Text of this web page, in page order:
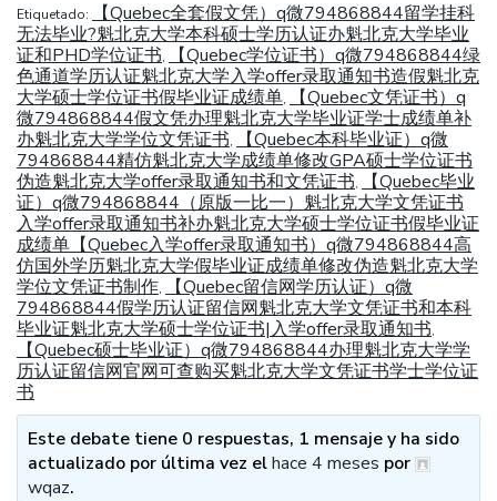
Etiquetado:
【Quebec全套假文凭）q微794868844留学挂科
无法毕业?魁北克大学本科硕士学历认证办魁北克大学毕业
证和PHD学位证书,
【Quebec学位证书）q微794868844绿
色通道学历认证魁北克大学入学offer录取通知书造假魁北克
大学硕士学位证书假毕业证成绩单,
【Quebec文凭证书）q
微794868844假文凭办理魁北克大学毕业证学士成绩单补
办魁北克大学学位文凭证书,
【Quebec本科毕业证）q微
794868844精仿魁北克大学成绩单修改GPA硕士学位证书
伪造魁北克大学offer录取通知书和文凭证书,
【Quebec毕业
证）q微794868844（原版一比一）魁北克大学文凭证书
入学offer录取通知书补办魁北克大学硕士学位证书假毕业证
成绩单【Quebec入学offer录取通知书）q微794868844高
仿国外学历魁北克大学假毕业证成绩单修改伪造魁北克大学
学位文凭证书制作,
【Quebec留信网学历认证）q微
794868844假学历认证留信网魁北克大学文凭证书和本科
毕业证魁北克大学硕士学位证书|入学offer录取通知书,
【Quebec硕士毕业证）q微794868844办理魁北克大学学
历认证留信网官网可查购买魁北克大学文凭证书学士学位证
书
Este debate tiene 0 respuestas, 1 mensaje y ha sido
actualizado por última vez elhace 4 meses por
wqaz.